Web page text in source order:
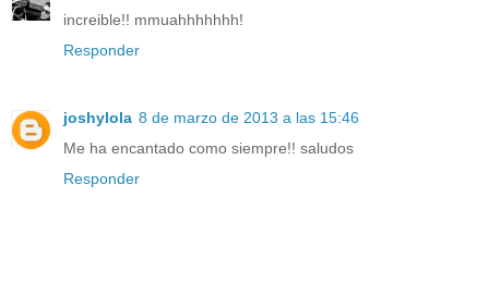
increible!! mmuahhhhhhh!
Responder
joshylola 8 de marzo de 2013 a las 15:46
Me ha encantado como siempre!! saludos
Responder